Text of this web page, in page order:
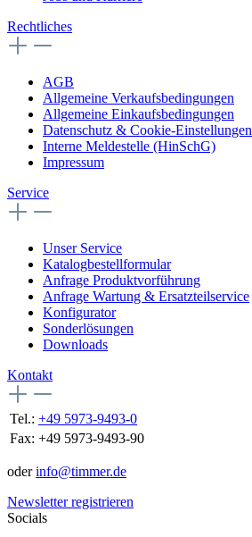
Rechtliches
AGB
Allgemeine Verkaufsbedingungen
Allgemeine Einkaufsbedingungen
Datenschutz & Cookie-Einstellungen
Interne Meldestelle (HinSchG)
Impressum
Service
Unser Service
Katalogbestellformular
Anfrage Produktvorführung
Anfrage Wartung & Ersatzteilservice
Konfigurator
Sonderlösungen
Downloads
Kontakt
Tel.: +49 5973-9493-0
Fax: +49 5973-9493-90
oderinfo@timmer.de
Newsletter registrieren
Socials